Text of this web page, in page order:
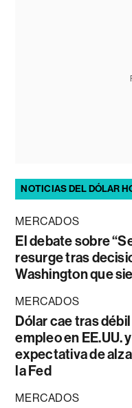
NOTICIAS DEL DÓLAR
MERCADOS
El debate sobre
resurge tras
Washington que
MERCADOS
Dólar cae tras
empleo en EE.UU.
expectativa de
la Fed
MERCADOS